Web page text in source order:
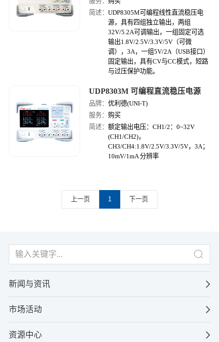
简述：UDP8305M可编程线性直流稳压电
源，具有四组独立输出，两组
32V/5.2A可调输出，一组固定可选
输出1.8V/2.5V/3.3V/5V（可微
调），3A，一组5V/2A（USB接口）
固定输出，具有CV与CC模式，短路
与过压保护功能。
UDP8303M 可编程直流稳压电源
品牌：优利德(UNI-T)
服务： 购买
简述：额定输出电压：CH1/2：0~32V
(CH1/CH2)，
CH3/CH4:1.8V/2.5V/3.3V/5V，3A；
10mV/1mA 分辨率
上一页 1 下一页
新闻与资讯
市场活动
资源中心